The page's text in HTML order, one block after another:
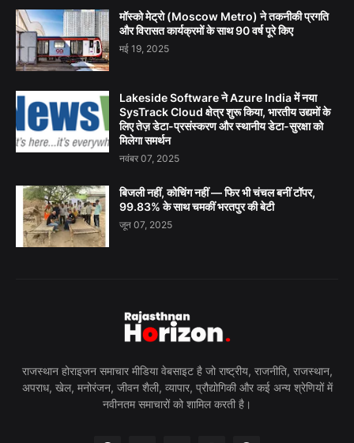
मॉस्को मेट्रो (Moscow Metro) ने तकनीकी प्रगति
और विरासत कार्यक्रमों के साथ 90 वर्ष पूरे किए
मई 19, 2025
Lakeside Software ने Azure India में नया
SysTrack Cloud क्षेत्र शुरू किया, भारतीय उद्यमों के
लिए तेज़ डेटा-प्रसंस्करण और स्थानीय डेटा-सुरक्षा को
मिलेगा समर्थन
नवंबर 07, 2025
बिजली नहीं, कोचिंग नहीं — फिर भी चंचल बनीं टॉपर,
99.83% के साथ चमकीं भरतपुर की बेटी
जून 07, 2025
राजस्थान होराइजन समाचार मीडिया वेबसाइट है जो राष्ट्रीय, राजनीति, राजस्थान,
अपराध, खेल, मनोरंजन, जीवन शैली, व्यापार, प्रौद्योगिकी और कई अन्य श्रेणियों में
नवीनतम समाचारों को शामिल करती है।